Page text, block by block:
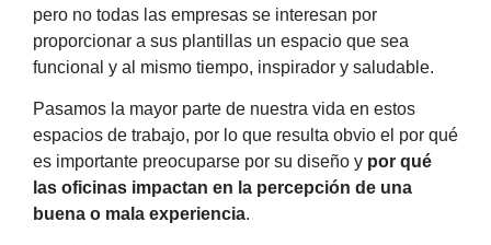
pero no todas las empresas se interesan por
proporcionar a sus plantillas un espacio que sea
funcional y al mismo tiempo, inspirador y saludable.
Pasamos la mayor parte de nuestra vida en estos
espacios de trabajo, por lo que resulta obvio el por qué
es importante preocuparse por su diseño y por qué
las oficinas impactan en la percepción de una
buena o mala experiencia.